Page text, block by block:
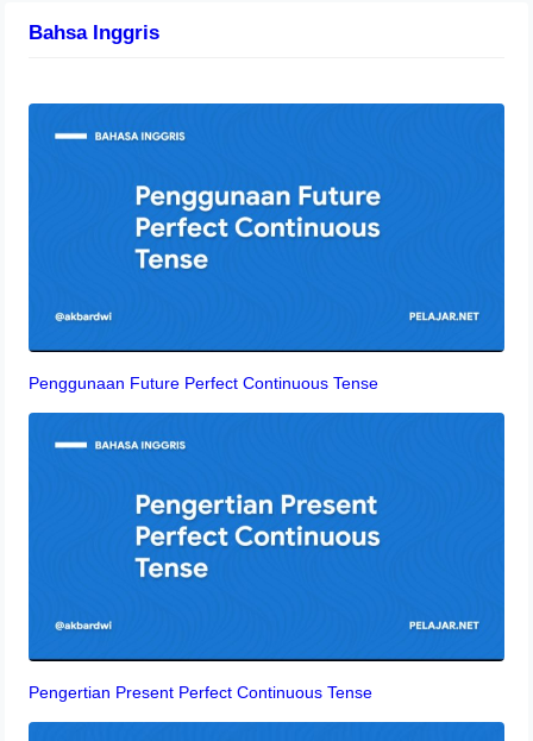
Bahsa Inggris
Penggunaan Future Perfect Continuous Tense
Pengertian Present Perfect Continuous Tense